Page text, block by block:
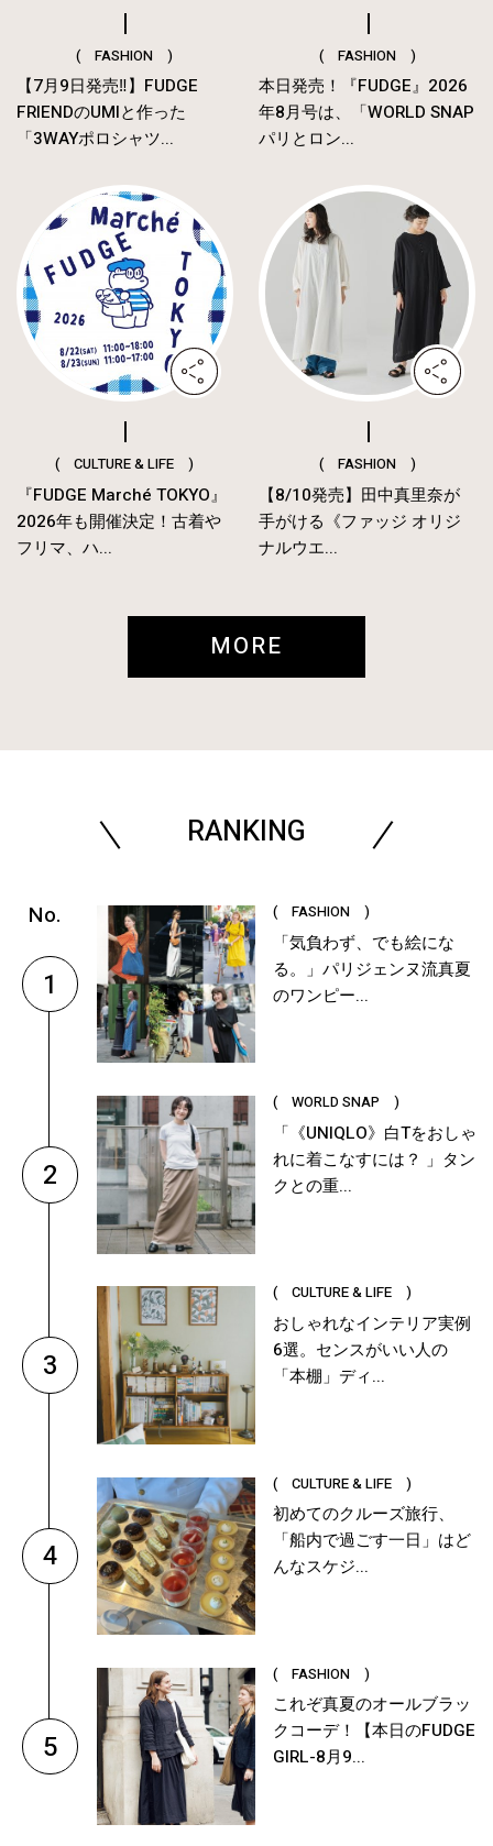
( FASHION )
【7月9日発売‼︎】FUDGE
FRIENDのUMIと作った
「3WAYポロシャツ...
( FASHION )
本日発売！『FUDGE』2026
年8月号は、「WORLD SNAP
パリとロン...
( CULTURE & LIFE )
『FUDGE Marché TOKYO』
2026年も開催決定！古着や
フリマ、ハ...
( FASHION )
【8/10発売】田中真里奈が
手がける《ファッジ オリジ
ナルウエ...
MORE
RANKING
1
( FASHION )
「気負わず、でも絵にな
る。」パリジェンヌ流真夏
のワンピー...
2
( WORLD SNAP )
「《UNIQLO》白Tをおしゃ
れに着こなすには？ 」タン
クとの重...
3
( CULTURE & LIFE )
おしゃれなインテリア実例
6選。センスがいい人の
「本棚」ディ...
4
( CULTURE & LIFE )
初めてのクルーズ旅行、
「船内で過ごす一日」はど
んなスケジ...
5
( FASHION )
これぞ真夏のオールブラッ
クコーデ！【本日のFUDGE
GIRL-8月9...